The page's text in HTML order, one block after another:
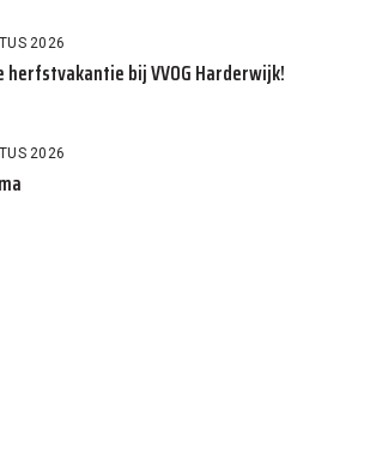
2026
herfstvakantie bij VVOG Harderwijk!
2026